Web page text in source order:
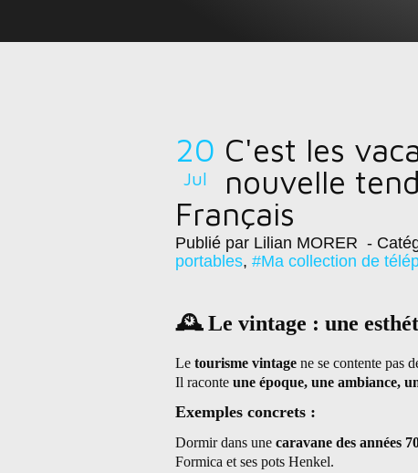
20
Jul
C'est les
nouvelle
Français
Publié par Lilian MORER -
portables, #Ma collection de
🕰 Le vintage : une
Le tourisme vintage ne se contente pas
Il raconte une époque, une ambiance,
Exemples concrets :
Dormir dans une caravane des années
Formica et ses pots Henkel.